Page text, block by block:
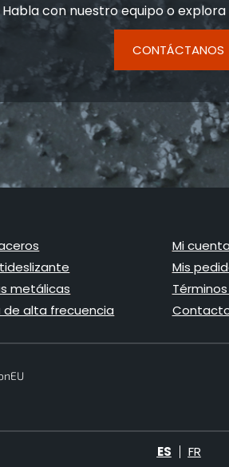
Habla con nuestro equipo o
CONTÁCTANOS
metálicas
de alta frecuencia
Mi cuenta
Mis
ES FR